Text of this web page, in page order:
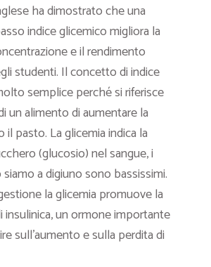
ha dimostrato che una
indice glicemico migliora la
e il rendimento
studenti. Il concetto di indice
semplice perché si riferisce
un alimento di aumentare la
il pasto. La glicemia indica la
(glucosio) nel sangue, i
a digiuno sono bassissimi.
la glicemia promuove la
insulinica, un ormone importante
sull’aumento e sulla perdita di